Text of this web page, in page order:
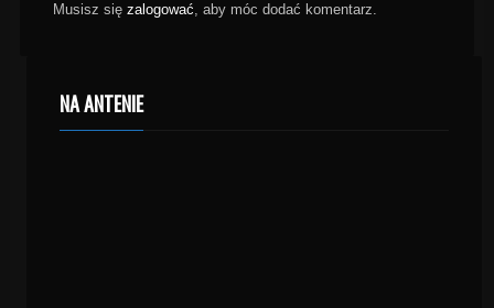
Musisz się zalogować, aby móc dodać komentarz.
NA ANTENIE